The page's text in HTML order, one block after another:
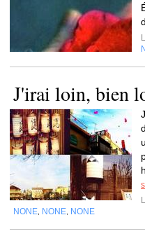
J'irai loin, bien
NONE NONE NONE